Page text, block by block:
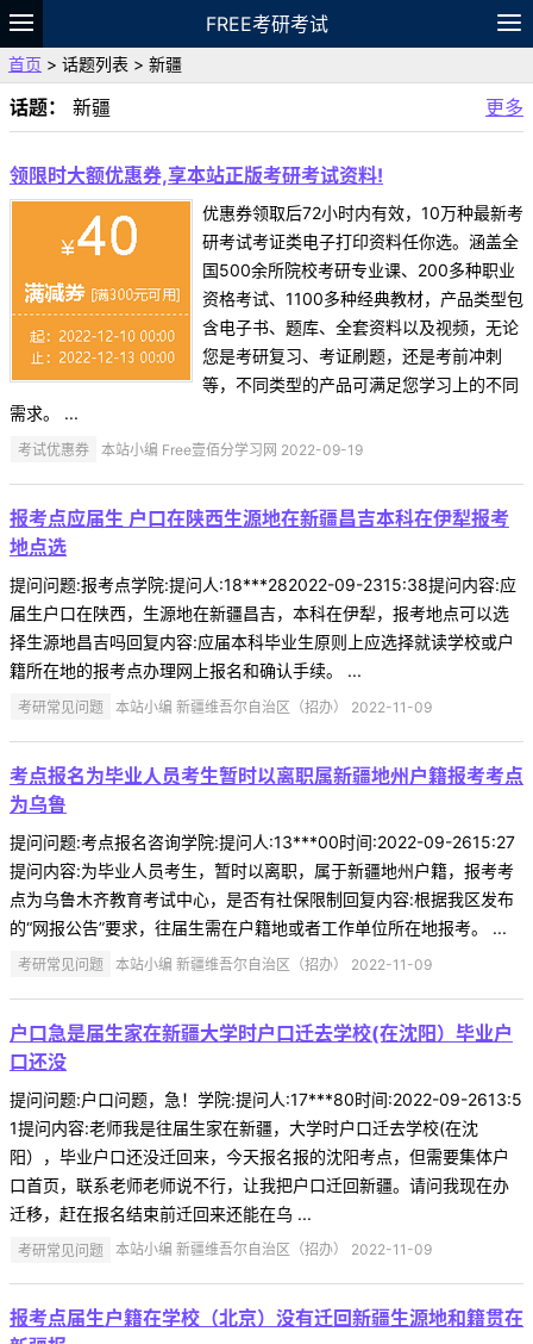
FREE考研考试
题库
故事 专题
VIP
资料
首页 > 话题列表 > 新疆
话题： 新疆 更多
领限时大额优惠券,享本站正版考研考试资料!
优惠券领取后72小时内有效，10万种最新考
研考试考证类电子打印资料任你选。涵盖全
国500余所院校考研专业课、200多种职业
资格考试、1100多种经典教材，产品类型包
含电子书、题库、全套资料以及视频，无论
您是考研复习、考证刷题，还是考前冲刺
等，不同类型的产品可满足您学习上的不同
需求。 ...
考试优惠券 本站小编 Free壹佰分学习网 2022-09-19
报考点应届生 户口在陕西生源地在新疆昌吉本科在伊犁报考
地点选
提问问题:报考点学院:提问人:18***282022-09-2315:38提问内容:应
届生户口在陕西，生源地在新疆昌吉，本科在伊犁，报考地点可以选
择生源地昌吉吗回复内容:应届本科毕业生原则上应选择就读学校或户
籍所在地的报考点办理网上报名和确认手续。 ...
考研常见问题 本站小编 新疆维吾尔自治区（招办） 2022-11-09
考点报名为毕业人员考生暂时以离职属新疆地州户籍报考考点
为乌鲁
提问问题:考点报名咨询学院:提问人:13***00时间:2022-09-2615:27
提问内容:为毕业人员考生，暂时以离职，属于新疆地州户籍，报考考
点为乌鲁木齐教育考试中心，是否有社保限制回复内容:根据我区发布
的“网报公告”要求，往届生需在户籍地或者工作单位所在地报考。 ...
考研常见问题 本站小编 新疆维吾尔自治区（招办） 2022-11-09
户口急是届生家在新疆大学时户口迁去学校(在沈阳）毕业户
口还没
提问问题:户口问题，急！学院:提问人:17***80时间:2022-09-2613:5
1提问内容:老师我是往届生家在新疆，大学时户口迁去学校(在沈
阳），毕业户口还没迁回来，今天报名报的沈阳考点，但需要集体户
口首页，联系老师老师说不行，让我把户口迁回新疆。请问我现在办
迁移，赶在报名结束前迁回来还能在乌 ...
考研常见问题 本站小编 新疆维吾尔自治区（招办） 2022-11-09
报考点届生户籍在学校（北京）没有迁回新疆生源地和籍贯在